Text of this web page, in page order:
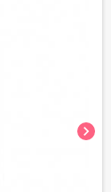
chevron_right